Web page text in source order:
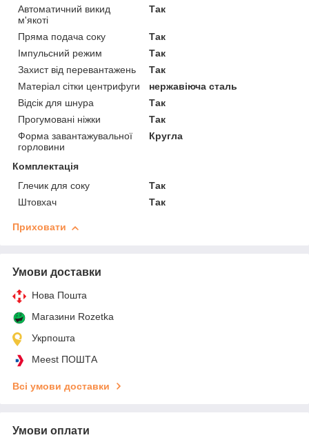
Автоматичний викид
м'якоті
Так
Пряма подача соку
Так
Імпульсний режим
Так
Захист від перевантажень
Так
Матеріал сітки центрифуги
нержавіюча сталь
Відсік для шнура
Так
Прогумовані ніжки
Так
Форма завантажувальної
горловини
Кругла
Комплектація
Глечик для соку
Так
Штовхач
Так
Приховати
Умови доставки
Нова Пошта
Магазини Rozetka
Укрпошта
Meest ПОШТА
Всі умови доставки
Умови оплати